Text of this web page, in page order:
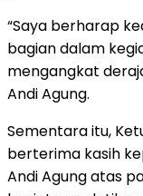
“Saya berharap
bagian dalam
mengangkat
Andi Agung.
Sementara itu,
berterima kasih
Andi Agung atas